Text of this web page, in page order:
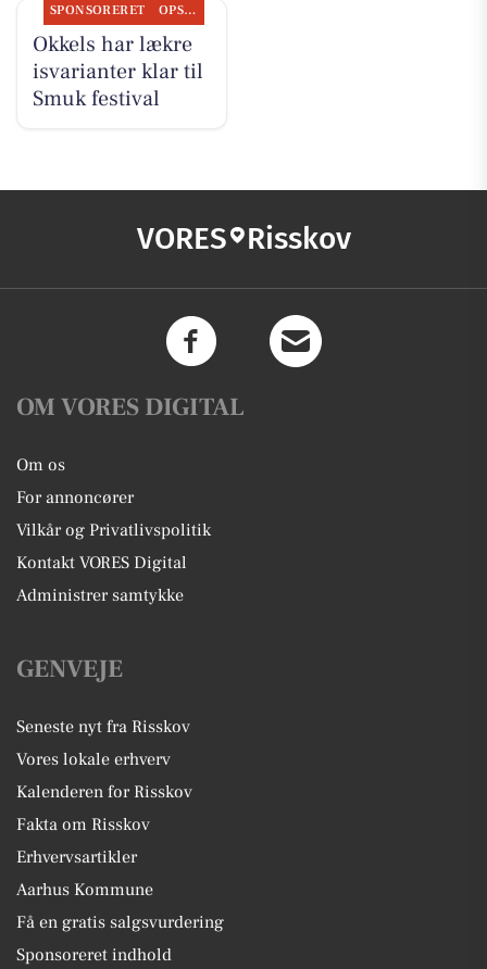
SPONSORERET OPSLAGSTAVLEN
Okkels har lækre
isvarianter klar til
Smuk festival
VORES Risskov
OM VORES DIGITAL
Om os
For annoncører
Vilkår og Privatlivspolitik
Kontakt VORES Digital
Administrer samtykke
GENVEJE
Seneste nyt fra Risskov
Vores lokale erhverv
Kalenderen for Risskov
Fakta om Risskov
Erhvervsartikler
Aarhus Kommune
Få en gratis salgsvurdering
Sponsoreret indhold